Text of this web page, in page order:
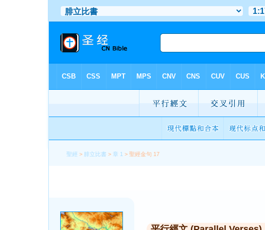
聖經 > 腓立比書 > 章 1 > 聖經金句 17